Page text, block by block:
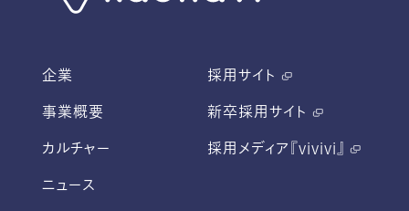
企業
事業概要
カルチャー
ニュース
採用サイト
新卒採用サイト
採用メディア『vivivi』